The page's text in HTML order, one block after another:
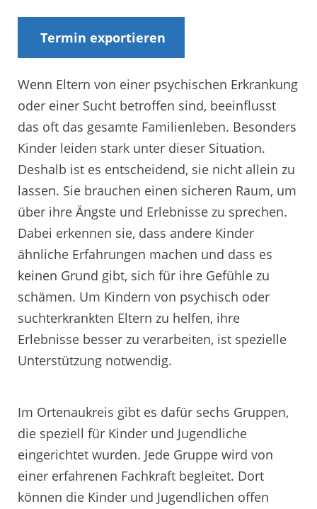
Termin exportieren
Wenn Eltern von einer psychischen Erkrankung
oder einer Sucht betroffen sind, beeinflusst
das oft das gesamte Familienleben. Besonders
Kinder leiden stark unter dieser Situation.
Deshalb ist es entscheidend, sie nicht allein zu
lassen. Sie brauchen einen sicheren Raum, um
über ihre Ängste und Erlebnisse zu sprechen.
Dabei erkennen sie, dass andere Kinder
ähnliche Erfahrungen machen und dass es
keinen Grund gibt, sich für ihre Gefühle zu
schämen. Um Kindern von psychisch oder
suchterkrankten Eltern zu helfen, ihre
Erlebnisse besser zu verarbeiten, ist spezielle
Unterstützung notwendig.
Im Ortenaukreis gibt es dafür sechs Gruppen,
die speziell für Kinder und Jugendliche
eingerichtet wurden. Jede Gruppe wird von
einer erfahrenen Fachkraft begleitet. Dort
können die Kinder und Jugendlichen offen